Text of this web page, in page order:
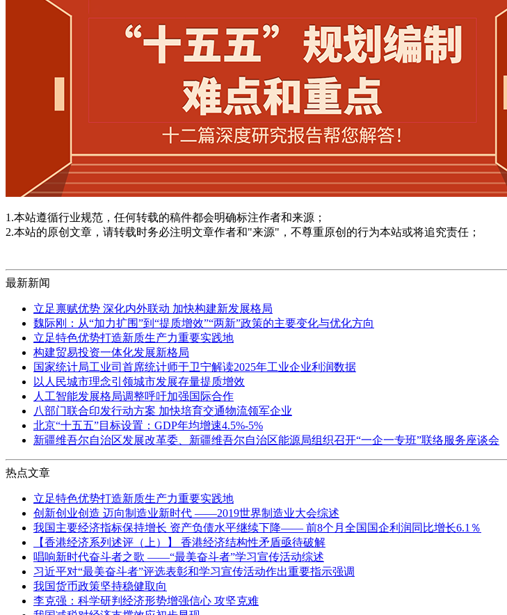
1.本站遵循行业规范，任何转载的稿件都会明确标注作者和来源；
2.本站的原创文章，请转载时务必注明文章作者和"来源"，不尊重原创的行为本站或将追究责任；
最新新闻
立足禀赋优势 深化内外联动 加快构建新发展格局
魏际刚：从“加力扩围”到“提质增效”“两新”政策的主要变化与优化方向
立足特色优势打造新质生产力重要实践地
构建贸易投资一体化发展新格局
国家统计局工业司首席统计师于卫宁解读2025年工业企业利润数据
以人民城市理念引领城市发展存量提质增效
人工智能发展格局调整呼吁加强国际合作
八部门联合印发行动方案 加快培育交通物流领军企业
北京“十五五”目标设置：GDP年均增速4.5%-5%
新疆维吾尔自治区发展改革委、新疆维吾尔自治区能源局组织召开“一企一专班”联络服务座谈会
热点文章
立足特色优势打造新质生产力重要实践地
创新创业创造 迈向制造业新时代 ——2019世界制造业大会综述
我国主要经济指标保持增长 资产负债水平继续下降—— 前8个月全国国企利润同比增长6.1％
【香港经济系列述评（上）】 香港经济结构性矛盾亟待破解
唱响新时代奋斗者之歌 ——“最美奋斗者”学习宣传活动综述
习近平对“最美奋斗者”评选表彰和学习宣传活动作出重要指示强调
我国货币政策坚持稳健取向
李克强：科学研判经济形势增强信心 攻坚克难